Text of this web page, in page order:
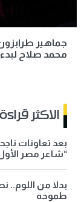
جماهير
محمد صلاح
الاكثر قراءة
بعد تعاونات
“شاعر مصر
بدلا من اللوم..
طموحه